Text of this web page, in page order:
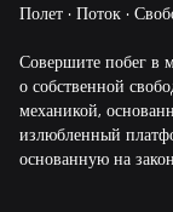
Полет · Поток ·
Совершите побег в
о собственной
механикой,
излюбленный
основанную на